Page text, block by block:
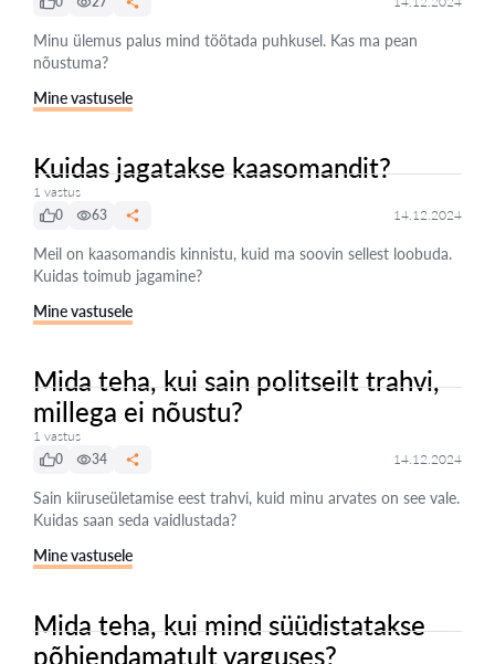
Minu ülemus palus mind töötada puhkusel. Kas ma pean
nõustuma?
Mine vastusele
Kuidas jagatakse kaasomandit?
1 vastus
0
63 14.12.2024
Meil on kaasomandis kinnistu, kuid ma soovin sellest loobuda.
Kuidas toimub jagamine?
Mine vastusele
Mida teha, kui sain politseilt trahvi,
millega ei nõustu?
1 vastus
0
34 14.12.2024
Sain kiiruseületamise eest trahvi, kuid minu arvates on see vale.
Kuidas saan seda vaidlustada?
Mine vastusele
Mida teha, kui mind süüdistatakse
põhjendamatult varguses?